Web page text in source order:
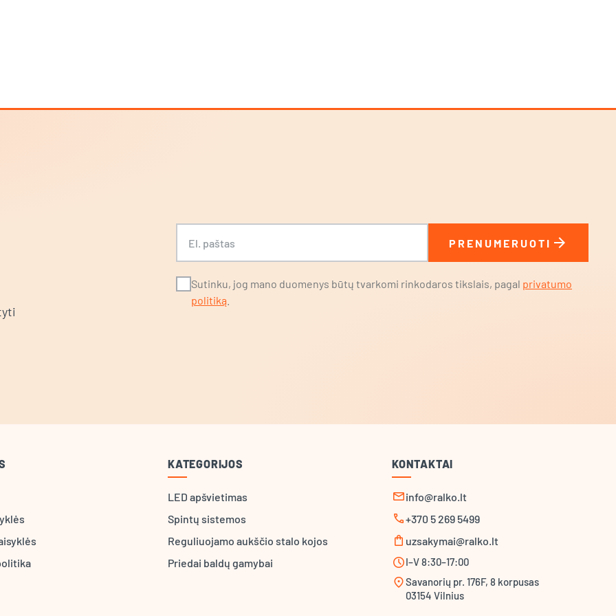
El. paštas
PRENUMERUOTI arrow_forward
Sutinku, jog mano duomenys būtų tvarkomi rinkodaros tikslais, pagal privatumo
politiką
KATEGORIJOS
LED apšvietimas
Spintų sistemos
Reguliuojamo aukščio stalo kojos
Priedai baldų gamybai
KONTAKTAI
mailinfo@ralko.lt
call+370 5 269 5499
shopping_bag uzsakymai@ralko.lt
scheduleI–V 8:30–17:00
location_onSavanorių pr. 176F, 8 korpusas
03154 Vilnius